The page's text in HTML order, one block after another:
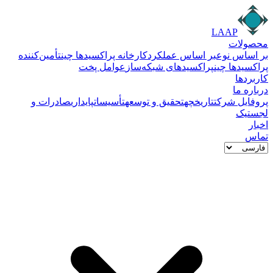
LAAP
محصولات
بر اساس نوعبر اساس عملکردکارخانه پراکسیدها چینتأمین‌کننده
پراکسیدها چینپراکسیدهای شبکه‌ساز عوامل پخت
کاربردها
درباره ما
پروفایل شرکتتاریخچهتحقیق و توسعهتأسیساتپایداریصادرات و
لجستیک
اخبار
تماس